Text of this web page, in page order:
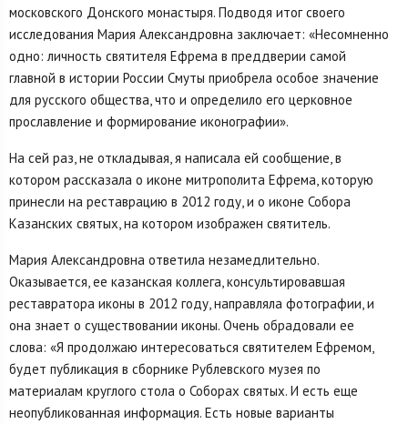
московского Донского монастыря. Подводя итог своего
исследования Мария Александровна заключает: «Несомненно
одно: личность святителя Ефрема в преддверии самой
главной в истории России Смуты приобрела особое значение
для русского общества, что и определило его церковное
прославление и формирование иконографии».
На сей раз, не откладывая, я написала ей сообщение, в
котором рассказала о иконе митрополита Ефрема, которую
принесли на реставрацию в 2012 году, и о иконе Собора
Казанских святых, на котором изображен святитель.
Мария Александровна ответила незамедлительно.
Оказывается, ее казанская коллега, консультировавшая
реставратора иконы в 2012 году, направляла фотографии, и
она знает о существовании иконы. Очень обрадовали ее
слова: «Я продолжаю интересоваться святителем Ефремом,
будет публикация в сборнике Рублевского музея по
материалам круглого стола о Соборах святых. И есть еще
неопубликованная информация. Есть новые варианты